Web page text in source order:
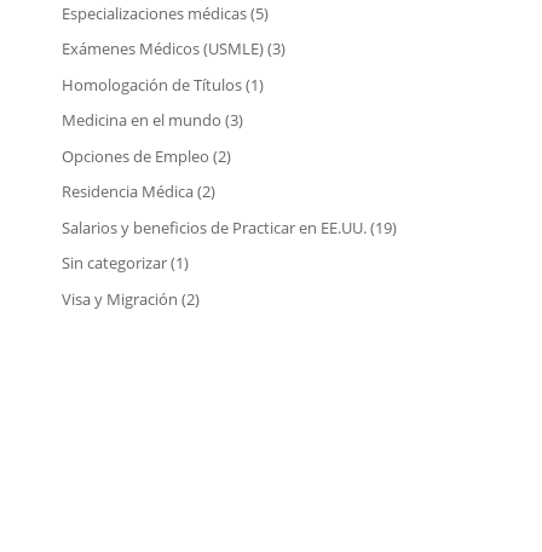
Especializaciones médicas(5)
Exámenes Médicos (USMLE)(3)
Homologación de Títulos(1)
Medicina en el mundo (3)
Opciones de Empleo (2)
Residencia Médica(2)
Salarios y beneficios de Practicar en EE.UU.(19)
Sin categorizar(1)
Visa y Migración (2)